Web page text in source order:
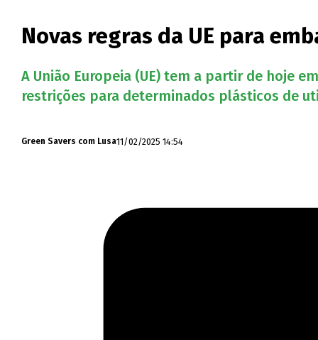
Novas regras da UE para
A União Europeia (UE) tem a partir de hoje
restrições para determinados plásticos de
Green Savers com Lusa11/02/2025 14:54